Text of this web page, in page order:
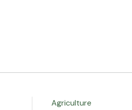
Agriculture